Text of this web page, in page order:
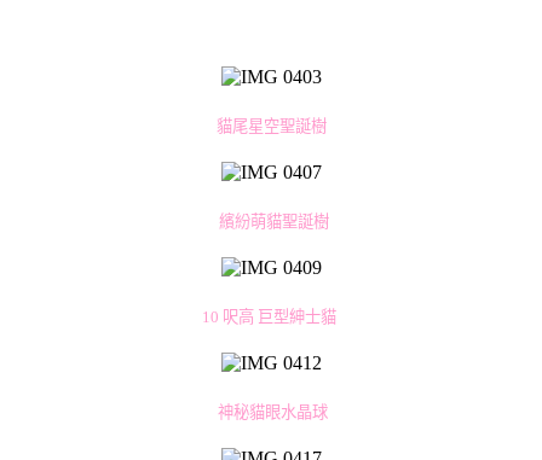
貓尾星空聖誕樹
繽紛萌貓聖誕樹
10 呎高 巨型紳士貓
神秘貓眼水晶球